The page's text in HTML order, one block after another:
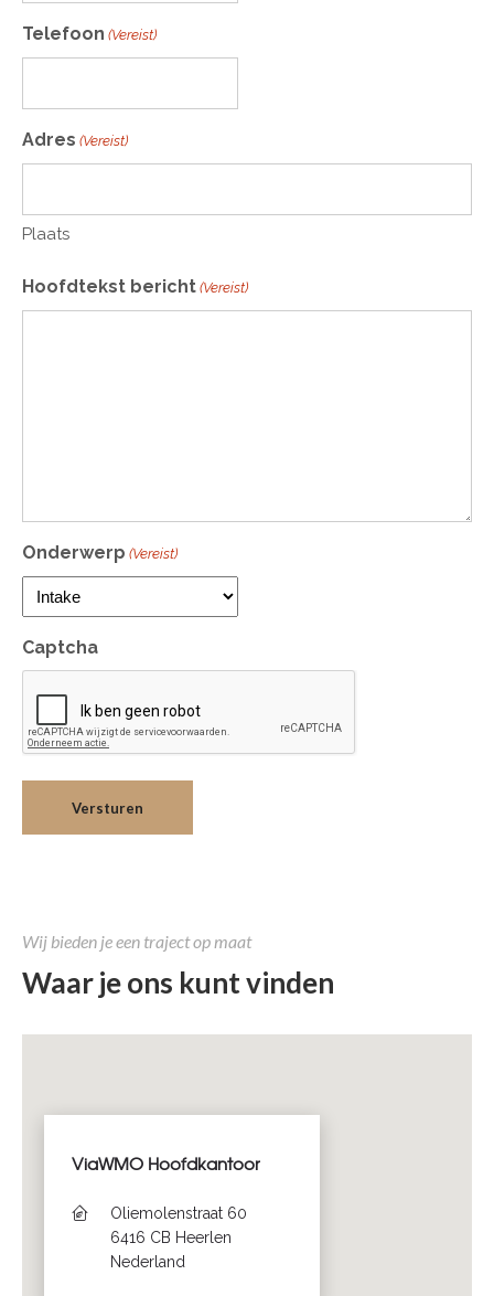
Telefoon (Vereist)
Adres (Vereist)
Plaats
Hoofdtekst bericht (Vereist)
Onderwerp (Vereist)
Captcha
Wij bieden je een traject op maat
Waar je ons kunt vinden
ViaWMO Hoofdkantoor
Oliemolenstraat 60
6416 CB Heerlen
Nederland